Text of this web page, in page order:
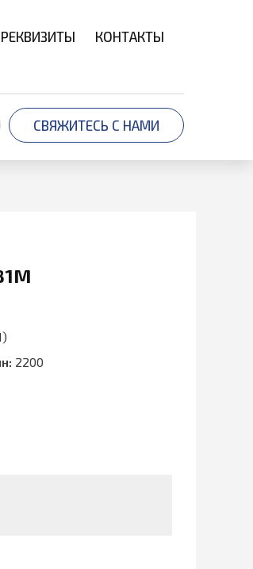
РЕКВИЗИТЫ КОНТАКТЫ
СВЯЖИТЕСЬ С НАМИ
2200